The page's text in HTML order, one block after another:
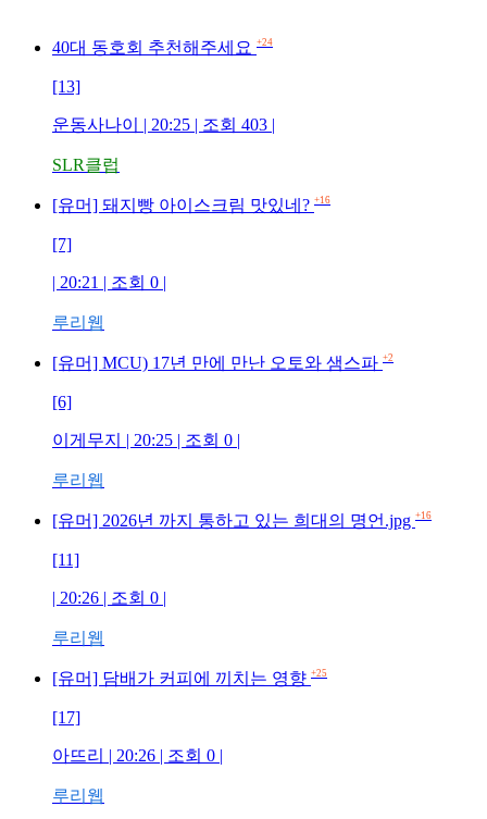
40대 동호회 추천해주세요 +24
[13]
운동사나이 | 20:25 | 조회 403 |
SLR클럽
[유머] 돼지빵 아이스크림 맛있네? +16
[7]
| 20:21 | 조회 0 |
루리웹
[유머] MCU) 17년 만에 만난 오토와 샘스파 +2
[6]
이게무지 | 20:25 | 조회 0 |
루리웹
[유머] 2026년 까지 통하고 있는 희대의 명언.jpg +16
[11]
| 20:26 | 조회 0 |
루리웹
[유머] 담배가 커피에 끼치는 영향 +25
[17]
아뜨리 | 20:26 | 조회 0 |
루리웹